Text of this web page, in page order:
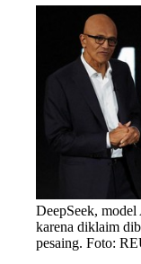
DeepSeek,
karena diklaim
pesaing. Foto: